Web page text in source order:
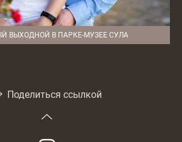
ВЫХОДНОЙ В ПАРКЕ-МУЗЕЕ СУЛА
Поделиться ссылкой